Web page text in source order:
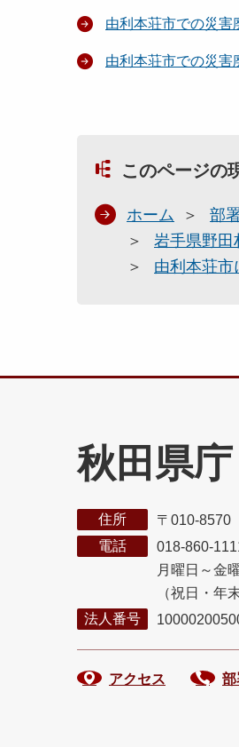
由利本荘市での災害
由利本荘市での災害
このページの
ホーム 部
岩手県野田
由利本荘市
秋田県庁
住所
〒010-8570
電話
018-860-
月曜日～金
（祝日・年
法人番号
アクセス 部